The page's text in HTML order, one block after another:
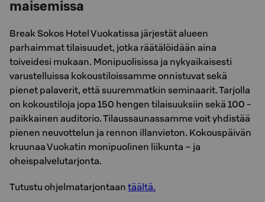
maisemissa
Break Sokos Hotel Vuokatissa järjestät alueen
parhaimmat tilaisuudet, jotka räätälöidään aina
toiveidesi mukaan. Monipuolisissa ja nykyaikaisesti
varustelluissa kokoustiloissamme onnistuvat sekä
pienet palaverit, että suuremmatkin seminaarit. Tarjolla
on kokoustiloja jopa 150 hengen tilaisuuksiin sekä 100 -
paikkainen auditorio. Tilaussaunassamme voit yhdistää
pienen neuvottelun ja rennon illanvieton. Kokouspäivän
kruunaa Vuokatin monipuolinen liikunta – ja
oheispalvelutarjonta.
Tutustu ohjelmatarjontaan täältä.